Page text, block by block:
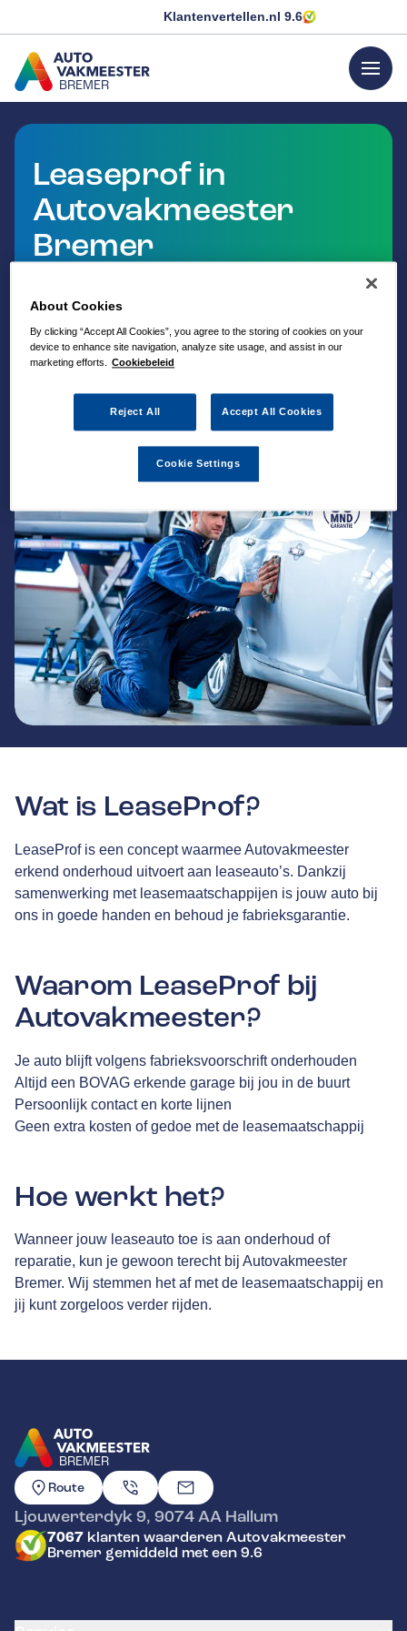
Klantenvertellen.nl 9.6
BREMER
GA NAAR DE HOMEPAGINA
menu
Leaseprof in
Autovakmeester
Bremer
van persoonlijke service dicht bij huis.
Wat is LeaseProf?
LeaseProf is een concept waarmee Autovakmeester
erkend onderhoud uitvoert aan leaseauto’s. Dankzij
samenwerking met leasemaatschappijen is jouw auto bij
ons in goede handen en behoud je fabrieksgarantie.
Waarom LeaseProf bij
Autovakmeester?
Je auto blijft volgens fabrieksvoorschrift onderhouden
Altijd een BOVAG erkende garage bij jou in de buurt
Persoonlijk contact en korte lijnen
Geen extra kosten of gedoe met de leasemaatschappij
Hoe werkt het?
Wanneer jouw leaseauto toe is aan onderhoud of
reparatie, kun je gewoon terecht bij Autovakmeester
Bremer. Wij stemmen het af met de leasemaatschappij en
jij kunt zorgeloos verder rijden.
BREMER
GA NAAR DE HOMEPAGINA
Route
Ljouwerterdyk 9, 9074 AA Hallum
7067 klanten waarderen Autovakmeester
Bremer gemiddeld met een 9.6
About Cookies
By clicking “Accept All Cookies”, you agree to the storing of cookies on your
device to enhance site navigation, analyze site usage, and assist in our
marketing efforts. Cookiebeleid
Reject All Accept All Cookies
Cookie Settings